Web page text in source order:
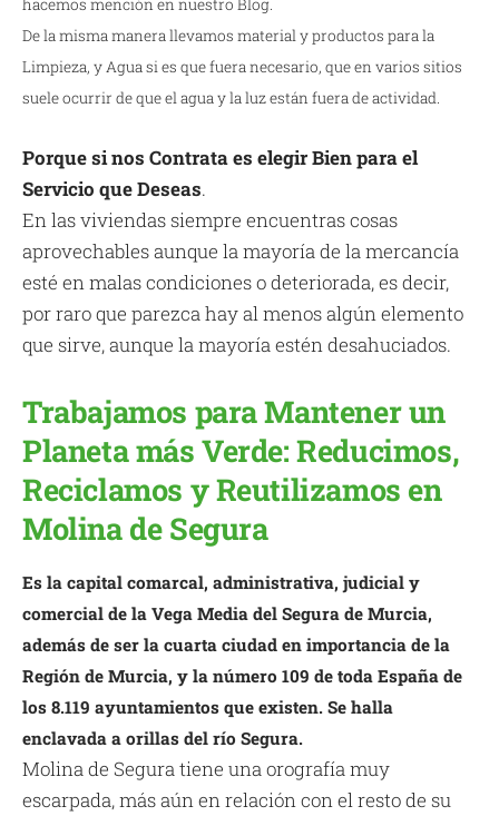
hacemos mención en nuestro Blog.
De la misma manera llevamos material y productos para la
Limpieza, y Agua si es que fuera necesario, que en varios sitios
suele ocurrir de que el agua y la luz están fuera de actividad.
Porque si nos Contrata es elegir Bien para el
Servicio que Deseas.
En las viviendas siempre encuentras cosas
aprovechables aunque la mayoría de la mercancía
esté en malas condiciones o deteriorada, es decir,
por raro que parezca hay al menos algún elemento
que sirve, aunque la mayoría estén desahuciados.
Trabajamos para Mantener un
Planeta más Verde: Reducimos,
Reciclamos y Reutilizamos en
Molina de Segura
Es la capital comarcal, administrativa, judicial y
comercial de la Vega Media del Segura de Murcia,
además de ser la cuarta ciudad en importancia de la
Región de Murcia, y la número 109 de toda España de
los 8.119 ayuntamientos que existen. Se halla
enclavada a orillas del río Segura.
Molina de Segura tiene una orografía muy
escarpada, más aún en relación con el resto de su